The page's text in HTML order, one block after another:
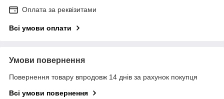
Оплата за реквізитами
Всі умови оплати
Умови повернення
Повернення товару впродовж 14 днів за рахунок покупця
Всі умови повернення